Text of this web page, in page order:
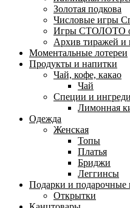
Золотая подкова
Числовые игры
Игры СТОЛОТО
Архив тиражей и
Моментальные лотереи
Продукты и напитки
Чай, кофе, какао
Чай
Специи и
Лимонная
Одежда
Женская
Топы
Платья
Бриджи
Леггинсы
Подарки и подарочные
Открытки